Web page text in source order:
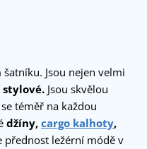
Jsou nejen velmi
stylové. Jsou skvělou
téměř na každou
džíny, cargo kalhoty,
přednost ležérní módě v